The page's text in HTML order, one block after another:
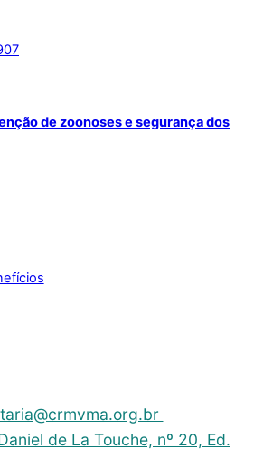
de zoonoses e segurança dos
de La Touche, nº 20, Ed.